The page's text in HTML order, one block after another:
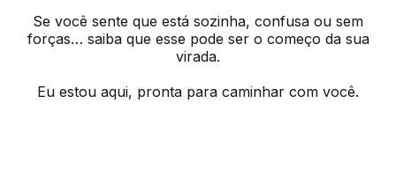
Se você sente que está sozinha, confusa ou sem
forças… saiba que esse pode ser o começo da sua
virada.
Eu estou aqui, pronta para caminhar com você.